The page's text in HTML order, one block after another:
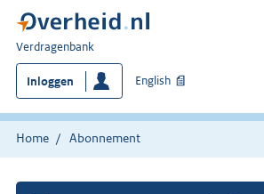
U
bent
hier:
Verdragenbank
Inloggen English
Home Abonnement